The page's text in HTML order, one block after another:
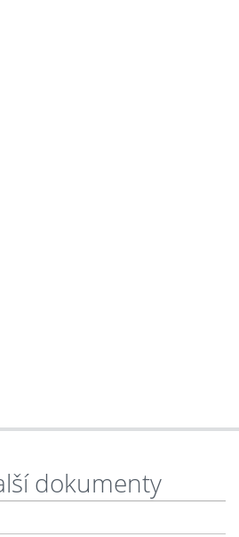
dokumenty